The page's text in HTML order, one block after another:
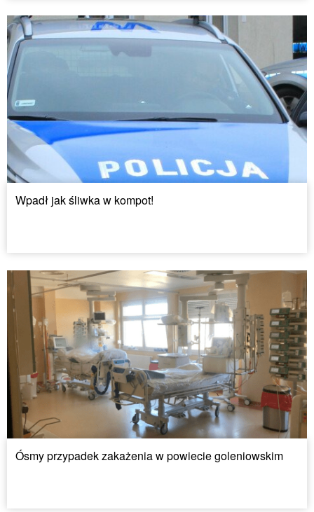
Wpadł jak śliwka w kompot!
Ósmy przypadek zakażenia w powiecie goleniowskim